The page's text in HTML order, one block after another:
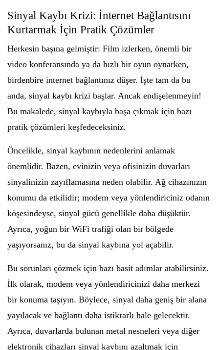
Sinyal Kaybı Krizi: İnternet Bağlantısını
Kurtarmak İçin Pratik Çözümler
Herkesin başına gelmiştir: Film izlerken, önemli bir
video konferansında ya da hızlı bir oyun oynarken,
birdenbire internet bağlantınız düşer. İşte tam da bu
anda, sinyal kaybı krizi başlar. Ancak endişelenmeyin!
Bu makalede, sinyal kaybıyla başa çıkmak için bazı
pratik çözümleri keşfedeceksiniz.
Öncelikle, sinyal kaybının nedenlerini anlamak
önemlidir. Bazen, evinizin veya ofisinizin duvarları
sinyalinizin zayıflamasına neden olabilir. Ağ cihazınızın
konumu da etkilidir; modem veya yönlendiriciniz odanın
köşesindeyse, sinyal gücü genellikle daha düşüktür.
Ayrıca, yoğun bir WiFi trafiği olan bir bölgede
yaşıyorsanız, bu da sinyal kaybına yol açabilir.
Bu sorunları çözmek için bazı basit adımlar atabilirsiniz.
İlk olarak, modem veya yönlendiricinizi daha merkezi
bir konuma taşıyın. Böylece, sinyal daha geniş bir alana
yayılacak ve bağlantı daha istikrarlı hale gelecektir.
Ayrıca, duvarlarda bulunan metal nesneleri veya diğer
elektronik cihazları sinyal kaybını azaltmak için